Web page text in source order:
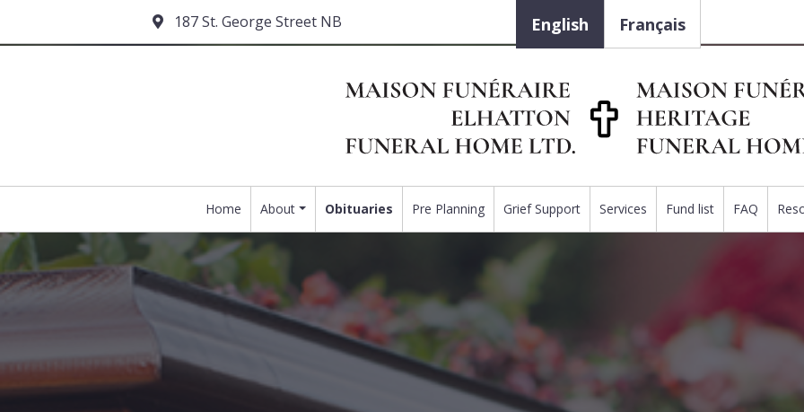
187 St. George Street NB English Français
Home About Obituaries Pre Planning Grief Support Services Fund list FAQ